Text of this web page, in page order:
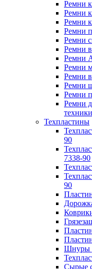
Ремни
Ремни
Ремни
Ремни
Ремни
Ремни
Ремни
Ремни
Ремни
Ремни
Ремни
Ремни
техники
Техпластины
90
7338-90
90
Шнуры
Сырые